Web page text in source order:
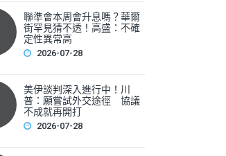
聯準會本周會升息嗎？華
聯準會本周會升息嗎？華爾
街罕見猜不透！高盛：不確
定性異常高
2026-07-28
美伊談判深入進行中！川
普：願嘗試外交途徑 協議
不成就再開打
2026-07-28